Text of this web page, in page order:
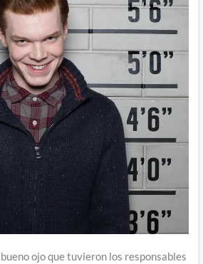
ojo que tuvieron los responsables